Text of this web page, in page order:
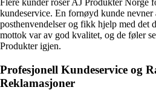
Flere kunder roser AJ Produkter Norge
kundeservice. En fornøyd kunde nevner
posthenvendelser og fikk hjelp med det
mottok var av god kvalitet, og de føler
Produkter igjen.
Profesjonell Kundeservice og
Reklamasjoner